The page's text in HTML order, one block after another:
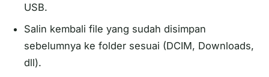
USB.
Salin kembali file yang sudah disimpan
sebelumnya ke folder sesuai (DCIM, Downloads,
dll).